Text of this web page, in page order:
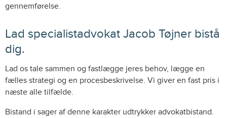
gennemførelse.
Lad specialistadvokat Jacob Tøjner bistå
dig.
Lad os tale sammen og fastlægge jeres behov, lægge en
fælles strategi og en procesbeskrivelse. Vi giver en fast pris i
næste alle tilfælde.
Bistand i sager af denne karakter udtrykker advokatbistand.